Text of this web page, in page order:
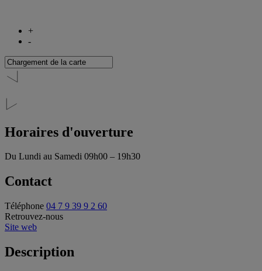
+
-
Horaires d'ouverture
Du Lundi au Samedi 09h00 – 19h30
Contact
Téléphone 04 7 9 39 9 2 60
Retrouvez-nous
Site web
Description